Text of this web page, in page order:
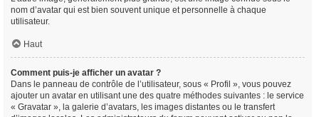
nom d’avatar qui est bien souvent unique et personnelle à chaque
utilisateur.
Haut
Comment puis-je afficher un avatar ?
Dans le panneau de contrôle de l’utilisateur, sous « Profil », vous pouvez
ajouter un avatar en utilisant une des quatre méthodes suivantes : le service
« Gravatar », la galerie d’avatars, les images distantes ou le transfert